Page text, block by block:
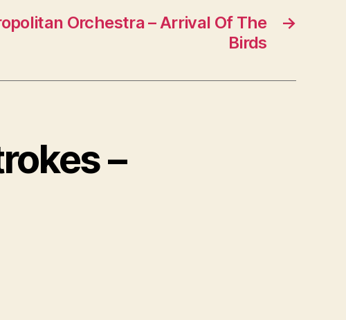
→
Orchestra – Arrival Of The
Birds
–